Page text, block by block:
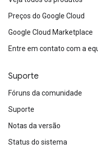
Preços do Google Cloud
Google Cloud Marketplace
Entre em contato com a
Suporte
Fóruns da comunidade
Suporte
Notas da versão
Status do sistema